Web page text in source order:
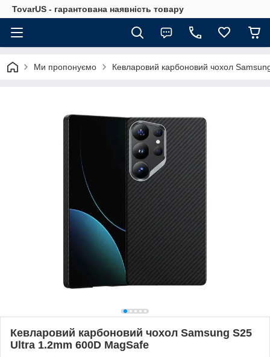
TovarUS - гарантована наявність товару
Ми пропонуємо Кевларовий карбоновий чохол
Кевларовий карбоновий чохол Samsung S25
Ultra 1.2mm 600D MagSafe